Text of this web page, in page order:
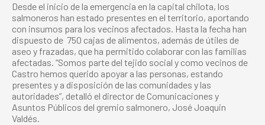
Desde el inicio de la emergencia en la capital chilota, los
salmoneros han estado presentes en el territorio, aportando
con insumos para los vecinos afectados. Hasta la fecha han
dispuesto de 750 cajas de alimentos, además de útiles de
aseo y frazadas, que ha permitido colaborar con las familias
afectadas. “Somos parte del tejido social y como vecinos de
Castro hemos querido apoyar a las personas, estando
presentes y a disposición de las comunidades y las
autoridades”, detalló el director de Comunicaciones y
Asuntos Públicos del gremio salmonero, José Joaquin
Valdés.